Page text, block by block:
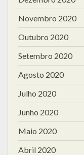
Novembro 2020
Outubro 2020
Setembro 2020
Agosto 2020
Julho 2020
Junho 2020
Maio 2020
Abril 2020